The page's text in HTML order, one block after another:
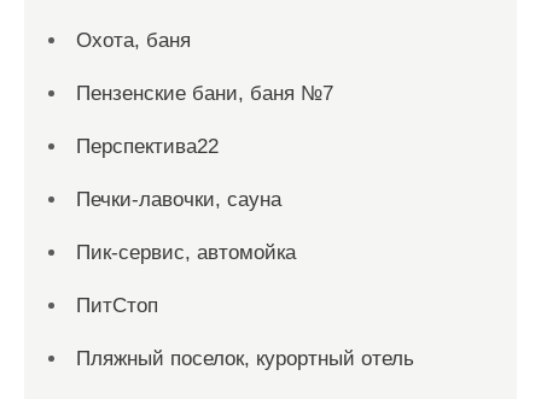
Охота, баня
Пензенские бани, баня №7
Перспектива22
Печки-лавочки, сауна
Пик-сервис, автомойка
ПитСтоп
Пляжный поселок, курортный отель